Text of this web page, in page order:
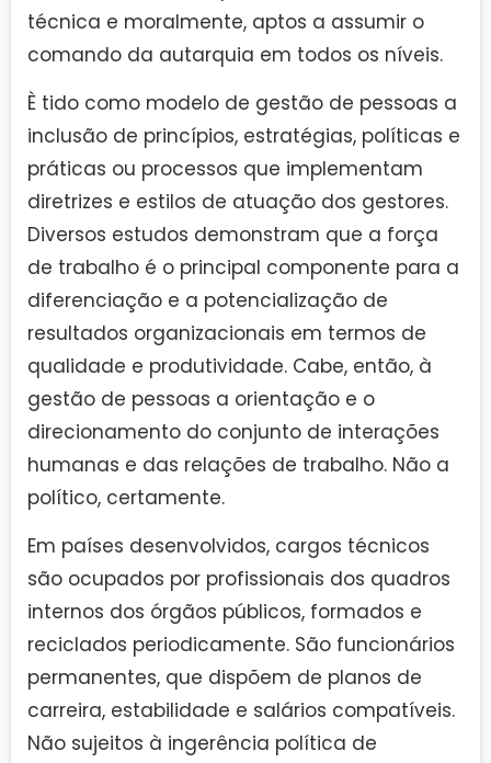
técnica e moralmente, aptos a assumir o
comando da autarquia em todos os níveis.
È tido como modelo de gestão de pessoas a
inclusão de princípios, estratégias, políticas e
práticas ou processos que implementam
diretrizes e estilos de atuação dos gestores.
Diversos estudos demonstram que a força
de trabalho é o principal componente para a
diferenciação e a potencialização de
resultados organizacionais em termos de
qualidade e produtividade. Cabe, então, à
gestão de pessoas a orientação e o
direcionamento do conjunto de interações
humanas e das relações de trabalho. Não a
político, certamente.
Em países desenvolvidos, cargos técnicos
são ocupados por profissionais dos quadros
internos dos órgãos públicos, formados e
reciclados periodicamente. São funcionários
permanentes, que dispõem de planos de
carreira, estabilidade e salários compatíveis.
Não sujeitos à ingerência política de